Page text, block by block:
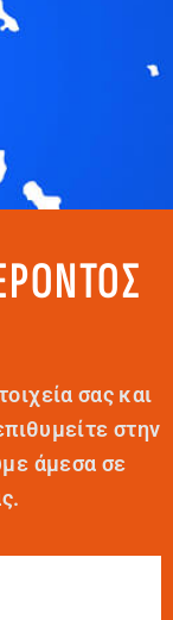
σας και
στην
άμεσα σε